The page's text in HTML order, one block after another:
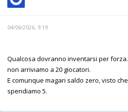
04/06/2026, 9:19
Qualcosa dovranno inventarsi per
non arriviamo a 20 giocatori.
E comunque magari saldo zero, visto
spendiamo 5.